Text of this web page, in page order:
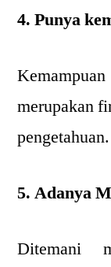
4. Punya
merupakan
pengetahuan.
5. Adanya
Ditemani